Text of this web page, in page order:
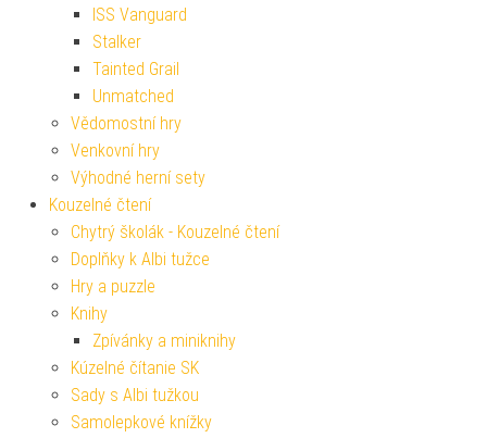
ISS Vanguard
Stalker
Tainted Grail
Unmatched
Vědomostní hry
Venkovní hry
Výhodné herní sety
Kouzelné čtení
Chytrý školák - Kouzelné čtení
Doplňky k Albi tužce
Hry a puzzle
Knihy
Zpívánky a miniknihy
Kúzelné čítanie SK
Sady s Albi tužkou
Samolepkové knížky